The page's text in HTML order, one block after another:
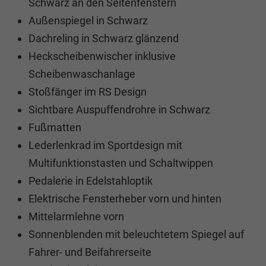
Schwarz an den Seitenfenstern
Außenspiegel in Schwarz
Dachreling in Schwarz glänzend
Heckscheibenwischer inklusive
Scheibenwaschanlage
Stoßfänger im RS Design
Sichtbare Auspuffendrohre in Schwarz
Fußmatten
Lederlenkrad im Sportdesign mit
Multifunktionstasten und Schaltwippen
Pedalerie in Edelstahloptik
Elektrische Fensterheber vorn und hinten
Mittelarmlehne vorn
Sonnenblenden mit beleuchtetem Spiegel auf
Fahrer- und Beifahrerseite